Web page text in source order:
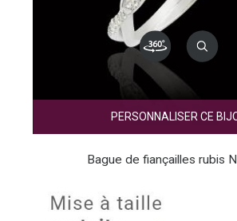
PERSONNALISER CE
Bague de fiançailles rubis